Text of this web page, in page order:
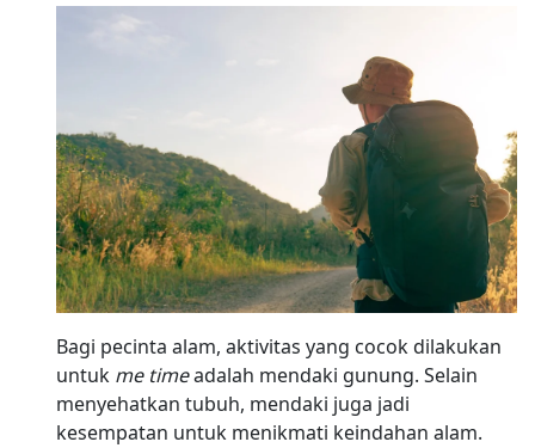
Bagi pecinta alam, aktivitas yang cocok dilakukan
untuk me timeadalah mendaki gunung. Selain
menyehatkan tubuh, mendaki juga jadi
kesempatan untuk menikmati keindahan alam.